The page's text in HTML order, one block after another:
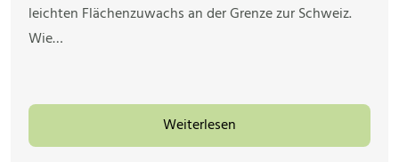
leichten Flächenzuwachs an der Grenze zur Schweiz.
Wie…
Weiterlesen